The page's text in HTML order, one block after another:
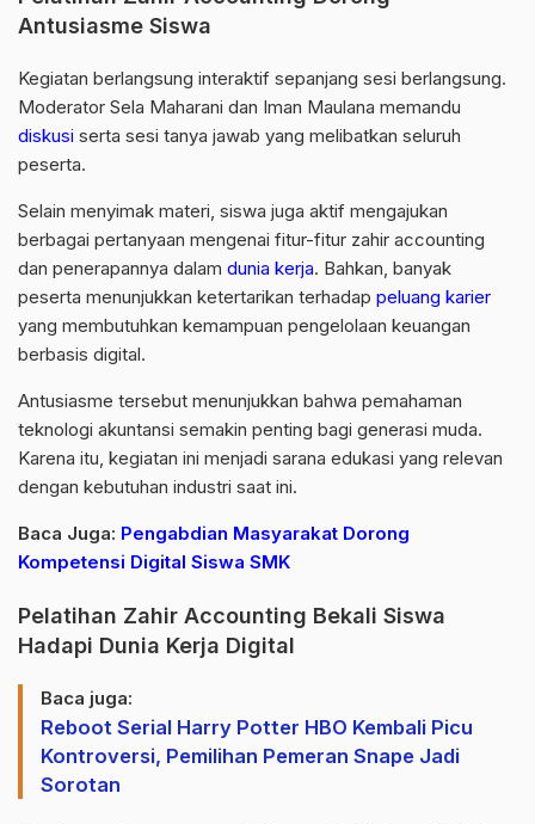
Antusiasme Siswa
Kegiatan berlangsung interaktif sepanjang sesi berlangsung.
Moderator Sela Maharani dan Iman Maulana memandu
diskusi serta sesi tanya jawab yang melibatkan seluruh
peserta.
Selain menyimak materi, siswa juga aktif mengajukan
berbagai pertanyaan mengenai fitur-fitur zahir accounting
dan penerapannya dalam dunia kerja. Bahkan, banyak
peserta menunjukkan ketertarikan terhadap peluang karier
yang membutuhkan kemampuan pengelolaan keuangan
berbasis digital.
Antusiasme tersebut menunjukkan bahwa pemahaman
teknologi akuntansi semakin penting bagi generasi muda.
Karena itu, kegiatan ini menjadi sarana edukasi yang relevan
dengan kebutuhan industri saat ini.
Baca Juga: Pengabdian Masyarakat Dorong
Kompetensi Digital Siswa SMK
Pelatihan Zahir Accounting Bekali Siswa
Hadapi Dunia Kerja Digital
Baca juga:
Reboot Serial Harry Potter HBO Kembali Picu
Kontroversi, Pemilihan Pemeran Snape Jadi
Sorotan